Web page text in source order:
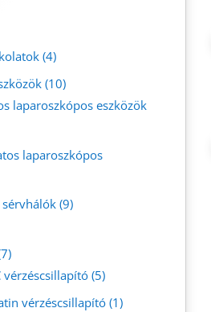
(4)
(10)
laparoszkópos eszközök
laparoszkópos
(9)
vérzéscsillapító (5)
vérzéscsillapító (1)